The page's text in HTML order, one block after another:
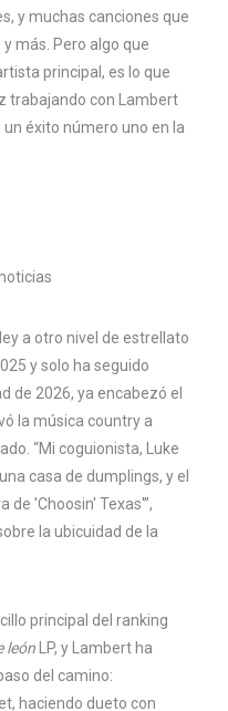
y muchas canciones que
más. Pero algo que
principal, es lo que
trabajando con Lambert
éxito número uno en la
a otro nivel de estrellato
y solo ha seguido
de 2026, ya encabezó el
la música country a
“Mi coguionista, Luke
casa de dumplings, y el
de 'Choosin' Texas'”,
la ubicuidad de la
principal del ranking
león LP, y Lambert ha
del camino:
haciendo dueto con